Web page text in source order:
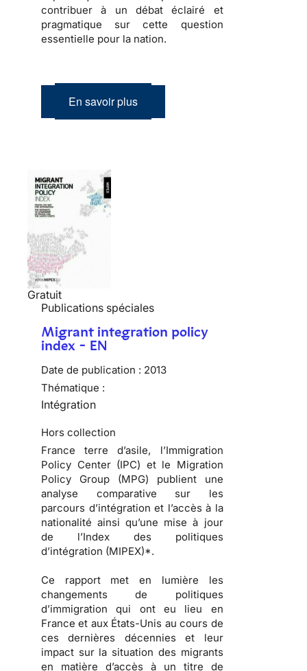
contribuer à un débat éclairé et
pragmatique sur cette question
essentielle pour la nation.
En savoir plus
Gratuit
Publications spéciales
Migrant integration policy
index - EN
Date de publication : 2013
Thématique :
Intégration
Hors collection
France terre d’asile, l’Immigration
Policy Center (IPC) et le Migration
Policy Group (MPG) publient une
analyse comparative sur les
parcours d’intégration et l’accès à la
nationalité ainsi qu’une mise à jour
de l’Index des politiques
d’intégration (MIPEX)*.
Ce rapport met en lumière les
changements de politiques
d’immigration qui ont eu lieu en
France et aux États-Unis au cours de
ces dernières décennies et leur
impact sur la situation des migrants
en matière d’accès à un titre de